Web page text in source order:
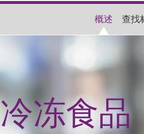
概述 查找
冷冻食品